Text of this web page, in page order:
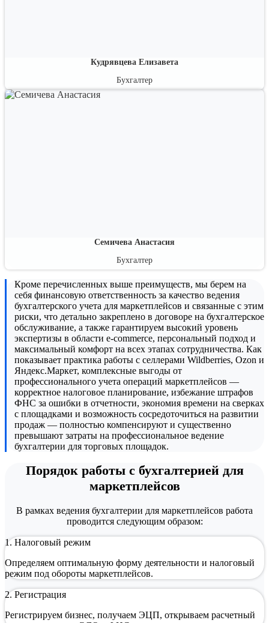
Кудрявцева Елизавета
Бухгалтер
Семичева Анастасия
Бухгалтер
Кроме перечисленных выше преимуществ, мы берем на
себя финансовую ответственность за качество ведения
бухгалтерского учета для маркетплейсов и связанные с этим
риски, что детально закреплено в договоре на бухгалтерское
обслуживание, а также гарантируем высокий уровень
экспертизы в области e-commerce, персональный подход и
максимальный комфорт на всех этапах сотрудничества. Как
показывает практика работы с селлерами Wildberries, Ozon и
Яндекс.Маркет, комплексные выгоды от
профессионального учета операций маркетплейсов —
корректное налоговое планирование, избежание штрафов
ФНС за ошибки в отчетности, экономия времени на сверках
с площадками и возможность сосредоточиться на развитии
продаж — полностью компенсируют и существенно
превышают затраты на профессиональное ведение
бухгалтерии для торговых площадок.
Порядок работы с бухгалтерией для
маркетплейсов
В рамках ведения бухгалтерии для маркетплейсов работа
проводится следующим образом:
1. Налоговый режим
Определяем оптимальную форму деятельности и налоговый
режим под обороты маркетплейсов.
2. Регистрация
Регистрируем бизнес, получаем ЭЦП, открываем расчетный